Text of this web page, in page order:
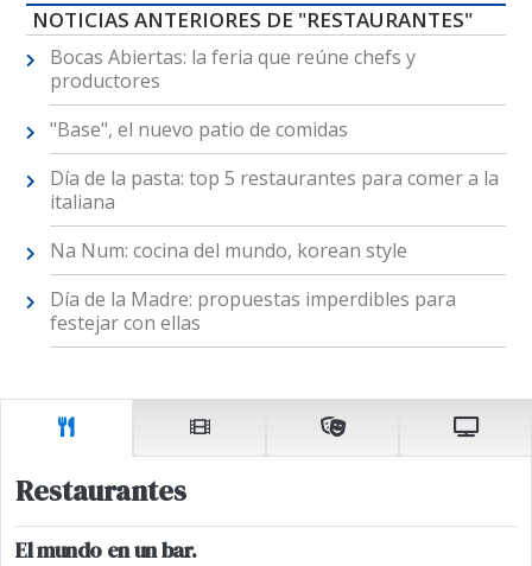
NOTICIAS ANTERIORES DE "RESTAURANTES"
Bocas Abiertas: la feria que reúne chefs y
productores
"Base", el nuevo patio de comidas
Día de la pasta: top 5 restaurantes para comer a la
italiana
Na Num: cocina del mundo, korean style
Día de la Madre: propuestas imperdibles para
festejar con ellas
Restaurantes
El mundo en un bar.